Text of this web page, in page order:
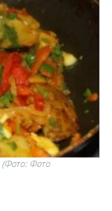
(Фото: Фото